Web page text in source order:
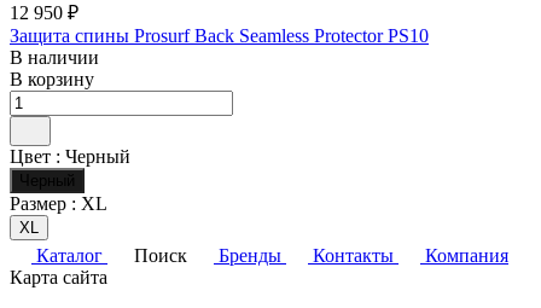
12 950 ₽
Защита спины Prosurf Back Seamless Protector PS10
В наличии
В корзину
Цвет : Черный
Черный
Размер : XL
XL
Каталог Поиск Бренды Контакты
Компания
Карта сайта